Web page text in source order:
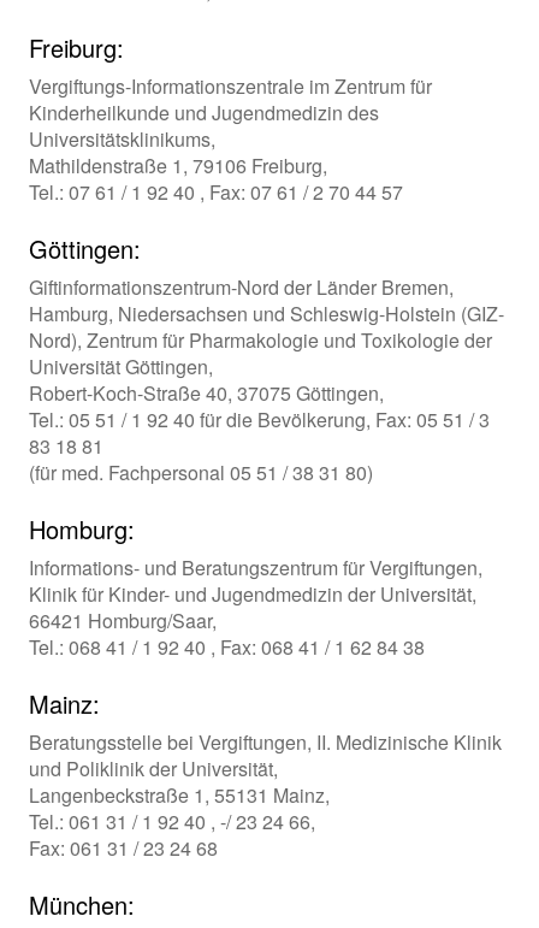
Freiburg:
Vergiftungs-Informationszentrale im Zentrum für
Kinderheilkunde und Jugendmedizin des
Universitätsklinikums,
Mathildenstraße 1, 79106 Freiburg,
Tel.: 07 61 / 1 92 40 , Fax: 07 61 / 2 70 44 57
Göttingen:
Giftinformationszentrum-Nord der Länder Bremen,
Hamburg, Niedersachsen und Schleswig-Holstein (GIZ-
Nord), Zentrum für Pharmakologie und Toxikologie der
Universität Göttingen,
Robert-Koch-Straße 40, 37075 Göttingen,
Tel.: 05 51 / 1 92 40 für die Bevölkerung, Fax: 05 51 / 3
83 18 81
(für med. Fachpersonal 05 51 / 38 31 80)
Homburg:
Informations- und Beratungszentrum für Vergiftungen,
Klinik für Kinder- und Jugendmedizin der Universität,
66421 Homburg/Saar,
Tel.: 068 41 / 1 92 40 , Fax: 068 41 / 1 62 84 38
Mainz:
Beratungsstelle bei Vergiftungen, II. Medizinische Klinik
und Poliklinik der Universität,
Langenbeckstraße 1, 55131 Mainz,
Tel.: 061 31 / 1 92 40 , -/ 23 24 66,
Fax: 061 31 / 23 24 68
München: